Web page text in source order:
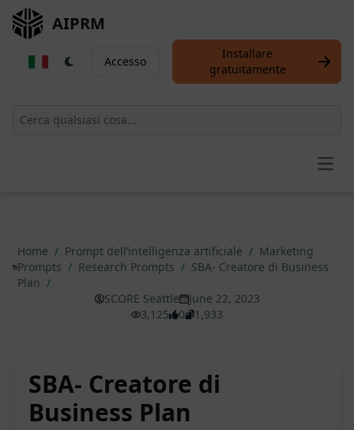
AIPRM
Accesso
Installare
gratuitamente
Home / Prompt dell’intelligenza artificiale / Marketing
Prompts / Research Prompts / SBA- Creatore di Business
Plan /
SCORE Seattle
June 22, 2023
3,125
0 1,933
SBA- Creatore di
Business Plan